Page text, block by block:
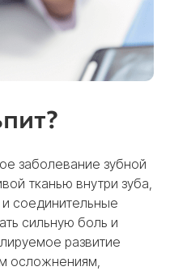
заболевание зубной
тканью внутри зуба,
соединительные
сильную боль и
развитие
осложнениям,